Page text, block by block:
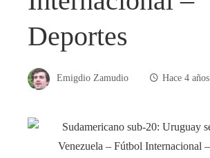
Deportes
Emigdio Zamudio Hace 4 años